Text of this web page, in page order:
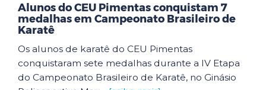
Alunos do CEU Pimentas conquistam 7
medalhas em Campeonato Brasileiro de
Karatê
Os alunos de karatê do CEU Pimentas
conquistaram sete medalhas durante a IV Etapa
do Campeonato Brasileiro de Karatê, no Ginásio